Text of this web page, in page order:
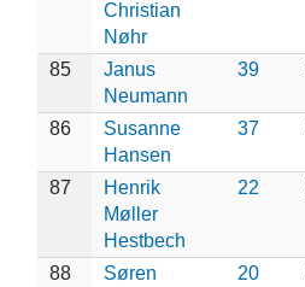
Christian
Nøhr
85
Janus
Neumann
39
86
Susanne
Hansen
37
87
Henrik
Møller
Hestbech
22
88
Søren
20